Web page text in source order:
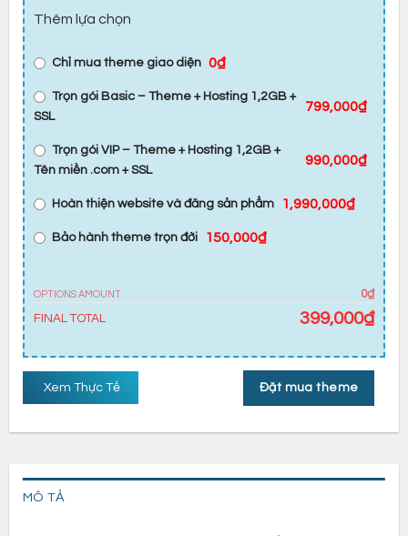
Thêm lựa chọn
Chỉ mua theme giao diện 0₫
Trọn gói Basic – Theme + Hosting 1,2GB +
SSL
799,000₫
Trọn gói VIP – Theme + Hosting 1,2GB +
Tên miền .com + SSL
990,000₫
Hoàn thiện website và đăng sản phẩm 1,990,000₫
Bảo hành theme trọn đời 150,000₫
OPTIONS AMOUNT
0₫
FINAL TOTAL
399,000₫
Đặt mua theme
Xem Thực Tế
MÔ TẢ